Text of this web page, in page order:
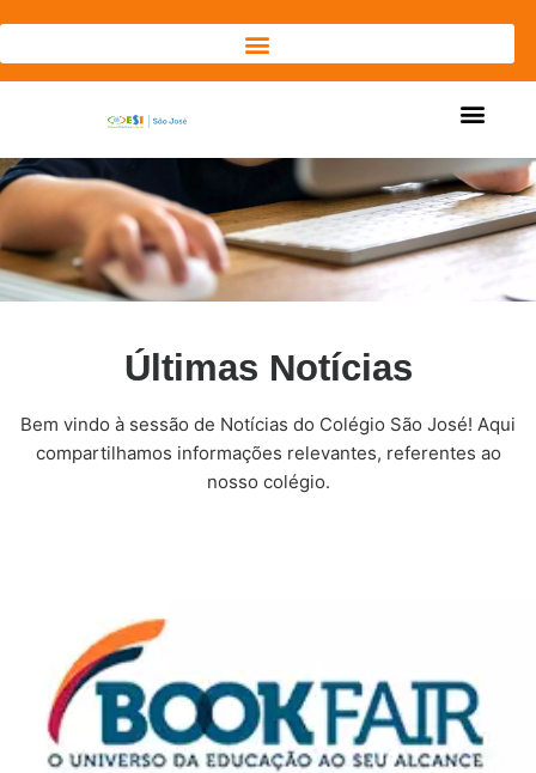
Últimas Notícias
Bem vindo à sessão de Notícias do Colégio São José! Aqui
compartilhamos informações relevantes, referentes ao
nosso colégio.